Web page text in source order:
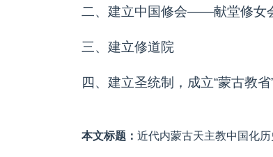
二、建立中国修会——献堂修女
三、建立修道院
四、建立圣统制，成立“蒙古教省
本文标题： 近代内蒙古天主教中国化